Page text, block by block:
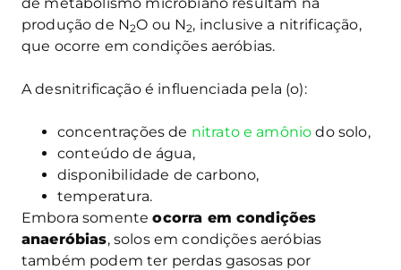
produção de N2O ou N2, inclusive a nitrificação,
que ocorre em condições aeróbias.
A desnitrificação é influenciada pela (o):
concentrações de nitrato e amôniodo solo,
conteúdo de água,
disponibilidade de carbono,
temperatura.
Embora somenteocorra em condições
anaeróbias, solos em condições aeróbias
também podem ter perdas gasosas por